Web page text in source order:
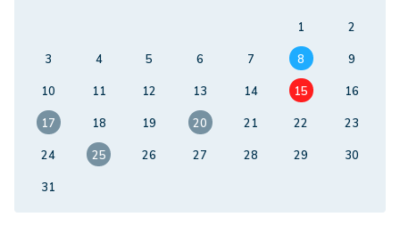
1
2
3
4 5 6 7 8
9
10
11 12 13 14 15
16
17
18 19 20 21 22
23
24
25 26 27 28 29
30
31